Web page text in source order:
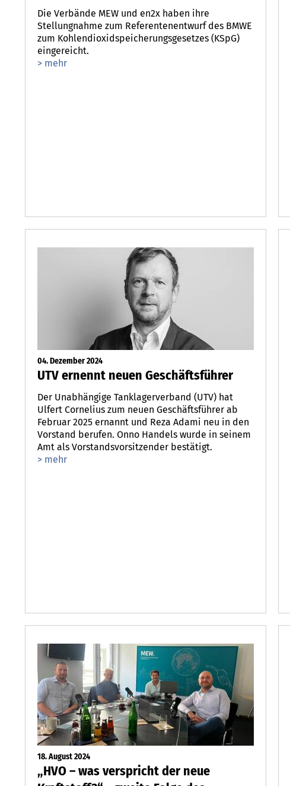
Die Verbände MEW und en2x haben ihre
Stellungnahme zum Referentenentwurf des BMWE
zum Kohlendioxidspeicherungsgesetzes (KSpG)
eingereicht.
> mehr
04. Dezember 2024
UTV ernennt neuen Geschäftsführer
Der Unabhängige Tanklagerverband (UTV) hat
Ulfert Cornelius zum neuen Geschäftsführer ab
Februar 2025 ernannt und Reza Adami neu in den
Vorstand berufen. Onno Handels wurde in seinem
Amt als Vorstandsvorsitzender bestätigt.
> mehr
18. August 2024
„HVO – was verspricht der neue